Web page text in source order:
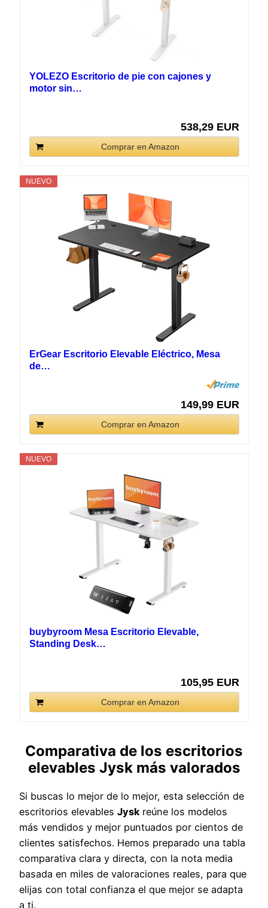
YOLEZO Escritorio de pie con cajones y
motor sin…
538,29 EUR
Comprar en Amazon
NUEVO
ErGear Escritorio Elevable Eléctrico, Mesa
de…
149,99 EUR
Comprar en Amazon
NUEVO
buybyroom Mesa Escritorio Elevable,
Standing Desk…
105,95 EUR
Comprar en Amazon
Comparativa de los escritorios
elevables Jysk más valorados
Si buscas lo mejor de lo mejor, esta selección de
escritorios elevables Jyskreúne los modelos
más vendidos y mejor puntuados por cientos de
clientes satisfechos. Hemos preparado una tabla
comparativa clara y directa, con la nota media
basada en miles de valoraciones reales, para que
elijas con total confianza el que mejor se adapta
a ti.